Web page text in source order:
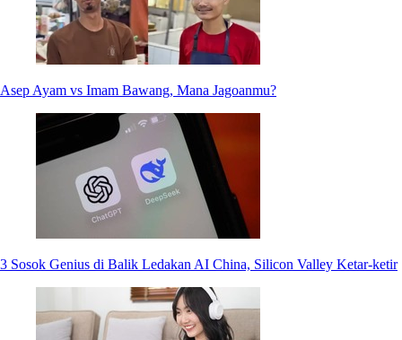
Asep Ayam vs Imam Bawang, Mana Jagoanmu?
3 Sosok Genius di Balik Ledakan AI China, Silicon Valley Ketar-ketir